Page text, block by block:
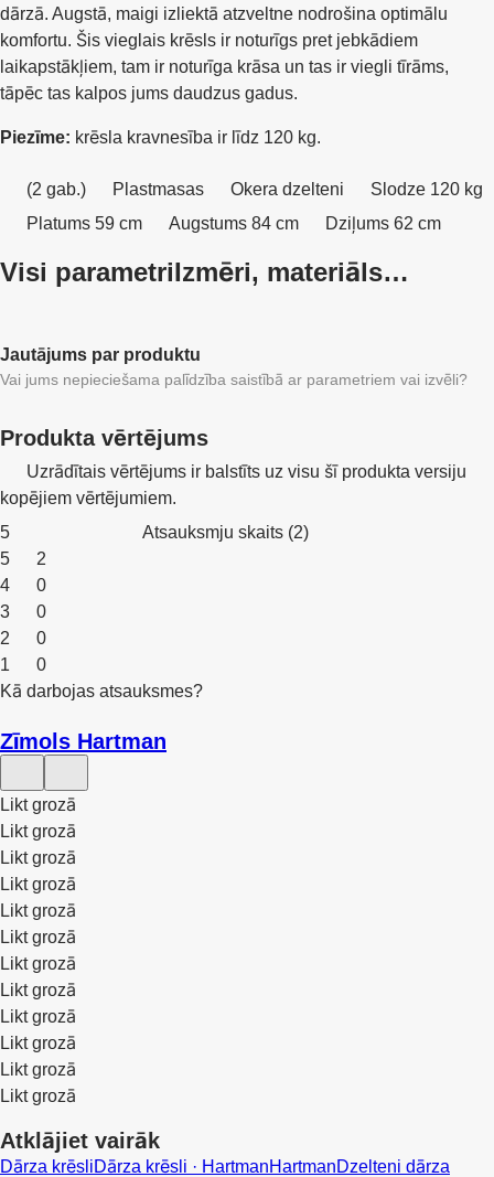
dārzā. Augstā, maigi izliektā atzveltne nodrošina optimālu
komfortu. Šis vieglais krēsls ir noturīgs pret jebkādiem
laikapstākļiem, tam ir noturīga krāsa un tas ir viegli tīrāms,
tāpēc tas kalpos jums daudzus gadus.
Piezīme: krēsla kravnesība ir līdz 120 kg.
(2 gab.) Plastmasas Okera dzelteni
Slodze 120 kg
Platums 59 cm
Augstums 84 cm Dziļums 62 cm
Visi parametriIzmēri, materiāls…
Jautājums par produktu
Vai jums nepieciešama palīdzība saistībā ar parametriem vai izvēli?
Produkta vērtējums
Uzrādītais vērtējums ir balstīts uz visu šī produkta versiju
kopējiem vērtējumiem.
5
Atsauksmju skaits (2)
5
2
4
0
3
0
2
0
1
0
Kā darbojas atsauksmes?
Zīmols Hartman
Likt grozā
Likt grozā
Likt grozā
Likt grozā
Likt grozā
Likt grozā
Likt grozā
Likt grozā
Likt grozā
Likt grozā
Likt grozā
Likt grozā
Atklājiet vairāk
Dārza krēsliDārza krēsli · HartmanHartmanDzelteni dārza